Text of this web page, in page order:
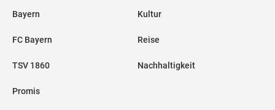
Bayern
FC Bayern
TSV 1860
Promis
Kultur
Reise
Nachhaltigkeit